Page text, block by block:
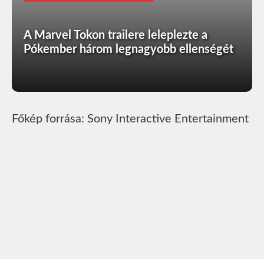
A Marvel Tokon trailere leleplezte a
Pókember három legnagyobb ellenségét
Főkép forrása: Sony Interactive Entertainment